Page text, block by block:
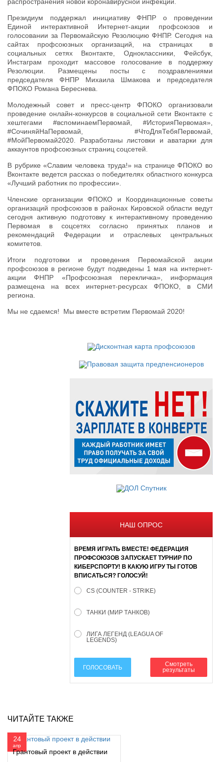
Президиум поддержал инициативу ФНПР о проведении
Единой интерактивной Интернет-акции профсоюзов и
голосовании за Первомайскую Резолюцию ФНПР. Сегодня на
сайтах профсоюзных организаций, на страницах в
социальных сетях Вконтакте, Одноклассники, Фейсбук,
Инстаграм проходит массовое голосование в поддержку
Резолюции. Размещены посты с поздравлениями
председателя ФНПР Михаила Шмакова и председателя
ФПОКО Романа Береснева.
Молодежный совет и пресс-центр ФПОКО организовали
проведение онлайн-конкурсов в социальной сети Вконтакте с
хештегами #вспоминаемПервомай, #ИсторияПервомая»,
#СочиняйНаПервомай, #ЧтоДляТебяПервомай,
#МойПервомай2020. Разработаны листовки и аватарки для
аккаунтов профсоюзных страниц соцсетей.
В рубрике «Славим человека труда!» на странице ФПОКО во
Вконтакте ведется рассказ о победителях областного конкурса
«Лучший работник по профессии».
Членские организации ФПОКО и Координационные советы
организаций профсоюзов в районах Кировской области ведут
сегодня активную подготовку к интерактивному проведению
Первомая в соцсетях согласно принятых планов и
рекомендаций Федерации и отраслевых центральных
комитетов.
Итоги подготовки и проведения Первомайской акции
профсоюзов в регионе будут подведены 1 мая на интернет-
акции ФНПР «Профсоюзная перекличка», информация
размещена на всех интернет-ресурсах ФПОКО, в СМИ
региона.
Мы не сдаемся! Мы вместе встретим Первомай 2020!
НАШ ОПРОС
ВРЕМЯ ИГРАТЬ ВМЕСТЕ! ФЕДЕРАЦИЯ
ПРОФСОЮЗОВ ЗАПУСКАЕТ ТУРНИР ПО
КИБЕРСПОРТУ! В КАКУЮ ИГРУ ТЫ ГОТОВ
ВПИСАТЬСЯ? ГОЛОСУЙ!
CS (COUNTER - STRIKE)
ТАНКИ (МИР ТАНКОВ)
ЛИГА ЛЕГЕНД (LEAGUA OF
LEGENDS)
ГОЛОСОВАТЬ
Смотреть
результаты
ЧИТАЙТЕ ТАКЖЕ
24
апр
Грантовый проект в действии